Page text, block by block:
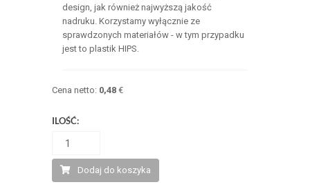
design, jak również najwyższą jakość
nadruku. Korzystamy wyłącznie ze
sprawdzonych materiałów - w tym przypadku
jest to plastik HIPS.
Cena netto: 0,48€
ILOŚĆ:
Dodaj do koszyka